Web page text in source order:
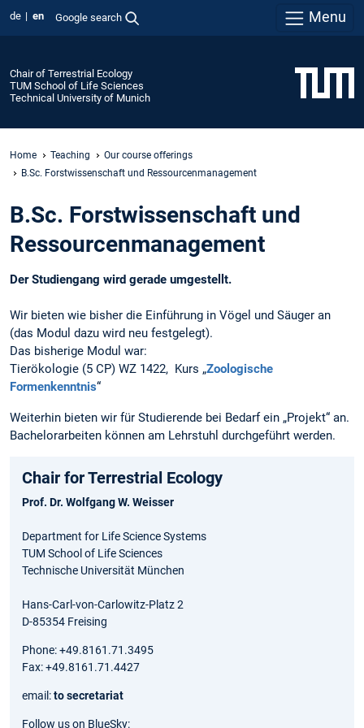
de en Google search Menu
Chair of Terrestrial Ecology
TUM School of Life Sciences
Technical University of Munich
Home Teaching
Our course offerings
B.Sc. Forstwissenschaft und Ressourcenmanagement
B.Sc. Forstwissenschaft und
Ressourcenmanagement
Der Studiengang wird gerade umgestellt.
Wir bieten wie bisher die Einführung in Vögel und Säuger an
(das Modul dazu wird neu festgelegt).
Das bisherige Modul war:
Tierökologie (5 CP) WZ 1422, Kurs „Zoologische
Formenkenntnis“
Weiterhin bieten wir für Studierende bei Bedarf ein „Projekt“ an.
Bachelorarbeiten können am Lehrstuhl durchgeführt werden.
Chair for Terrestrial Ecology
Prof. Dr. Wolfgang W. Weisser
Department for Life Science Systems
TUM School of Life Sciences
Technische Universität München
Hans-Carl-von-Carlowitz-Platz 2
D-85354 Freising
Phone: +49.8161.71.3495
Fax: +49.8161.71.4427
email:to secretariat
Follow us on BlueSky: